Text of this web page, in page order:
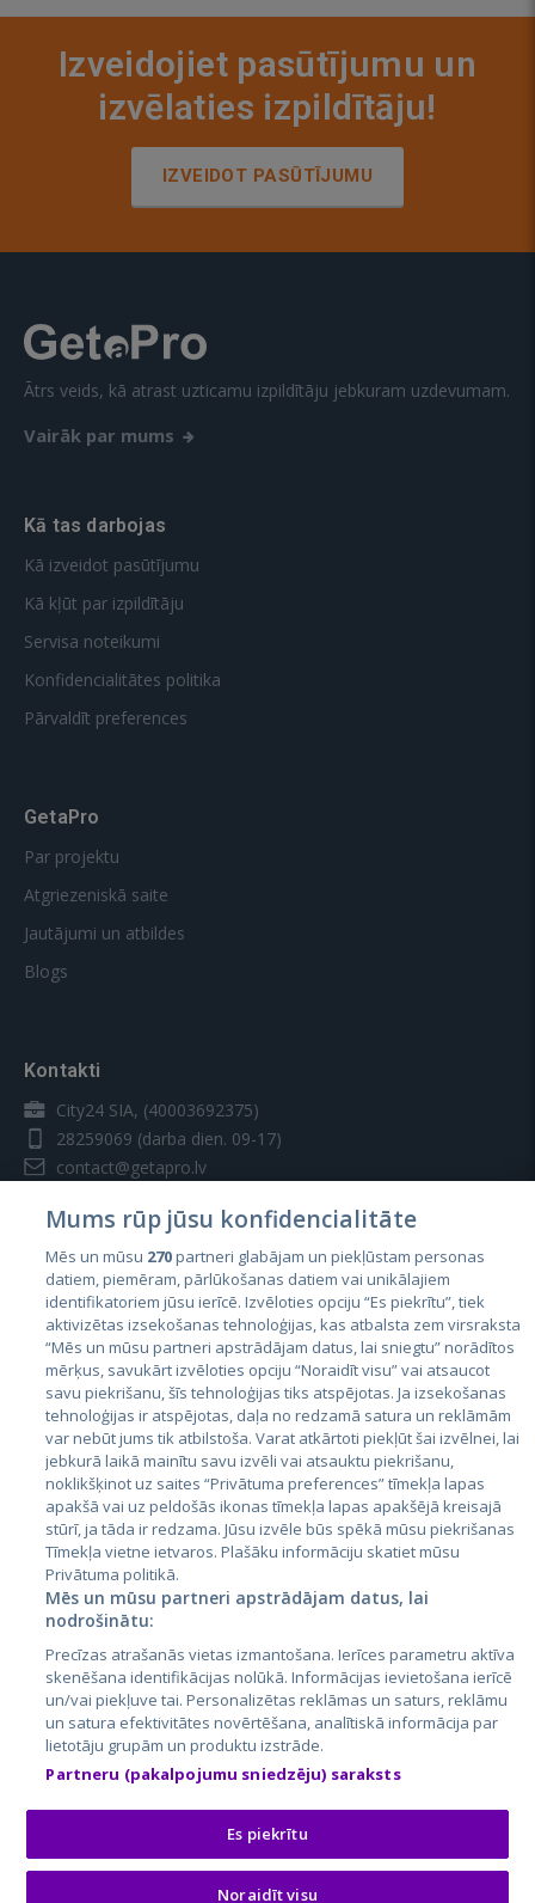
Izveidojiet pasūtījumu un
izvēlaties izpildītāju!
IZVEIDOT PASŪTĪJUMU
Ātrs veids, kā atrast uzticamu izpildītāju jebkuram uzdevumam.
Vairāk par mums
Kā tas darbojas
Kā izveidot pasūtījumu
Kā kļūt par izpildītāju
Servisa noteikumi
Konfidencialitātes politika
Pārvaldīt preferences
GetaPro
Par projektu
Atgriezeniskā saite
Jautājumi un atbildes
Blogs
Kontakti
City24 SIA, (40003692375)
28259069 (darba dien. 09-17)
contact@getapro.lv
Valstis
Igaunija
Latvija
Lietuva
City24.lv
City24.ee
GetaPro.lv
GetaPro.ee
Skelbiu.lt
Autoplius.lt
Aruodas.lt
CVbankas.lt
Kainos.lt
Paslaugos.lt
auto24.ee
Osta.ee
KuldneBörs.ee
Mums rūp jūsu konfidencialitāte
Mēs un mūsu 270partneri glabājam un piekļūstam personas
datiem, piemēram, pārlūkošanas datiem vai unikālajiem
identifikatoriem jūsu ierīcē. Izvēloties opciju “Es piekrītu”, tiek
aktivizētas izsekošanas tehnoloģijas, kas atbalsta zem virsraksta
“Mēs un mūsu partneri apstrādājam datus, lai sniegtu” norādītos
mērķus, savukārt izvēloties opciju “Noraidīt visu” vai atsaucot
savu piekrišanu, šīs tehnoloģijas tiks atspējotas. Ja izsekošanas
tehnoloģijas ir atspējotas, daļa no redzamā satura un reklāmām
var nebūt jums tik atbilstoša. Varat atkārtoti piekļūt šai izvēlnei, lai
jebkurā laikā mainītu savu izvēli vai atsauktu piekrišanu,
noklikšķinot uz saites “Privātuma preferences” tīmekļa lapas
apakšā vai uz peldošās ikonas tīmekļa lapas apakšējā kreisajā
stūrī, ja tāda ir redzama. Jūsu izvēle būs spēkā mūsu piekrišanas
Tīmekļa vietne ietvaros. Plašāku informāciju skatiet mūsu
Privātuma politikā.
Mēs un mūsu partneri apstrādājam datus, lai
nodrošinātu:
Precīzas atrašanās vietas izmantošana. Ierīces parametru aktīva
skenēšana identifikācijas nolūkā. Informācijas ievietošana ierīcē
un/vai piekļuve tai. Personalizētas reklāmas un saturs, reklāmu
un satura efektivitātes novērtēšana, analītiskā informācija par
lietotāju grupām un produktu izstrāde.
Partneru (pakalpojumu sniedzēju) saraksts
Es piekrītu
Noraidīt visu